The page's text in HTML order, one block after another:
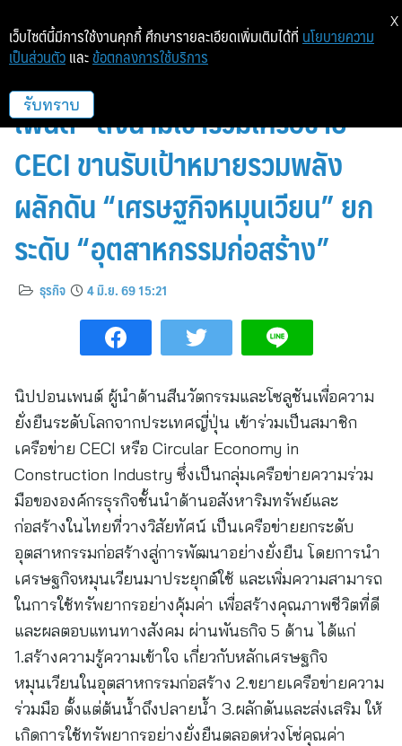
สีนวัตกรรมระดับโลก “นิปปอน
เพนต์” ลงนามเข้าร่วมเครือข่าย
CECI ขานรับเป้าหมายรวมพลัง
ผลักดัน “เศรษฐกิจหมุนเวียน” ยก
ระดับ “อุตสาหกรรมก่อสร้าง”
ธุรกิจ 4 มิ.ย. 69 15:21
นิปปอนเพนต์ ผู้นำด้านสีนวัตกรรมและโซลูชันเพื่อความ
ยั่งยืนระดับโลกจากประเทศญี่ปุ่น เข้าร่วมเป็นสมาชิก
เครือข่าย CECI หรือ Circular Economy in
Construction Industry ซึ่งเป็นกลุ่มเครือข่ายความร่วม
มือขององค์กรธุรกิจชั้นนำด้านอสังหาริมทรัพย์และ
ก่อสร้างในไทยที่วางวิสัยทัศน์ เป็นเครือข่ายยกระดับ
อุตสาหกรรมก่อสร้างสู่การพัฒนาอย่างยั่งยืน โดยการนำ
เศรษฐกิจหมุนเวียนมาประยุกต์ใช้ และเพิ่มความสามารถ
ในการใช้ทรัพยากรอย่างคุ้มค่า เพื่อสร้างคุณภาพชีวิตที่ดี
และผลตอบแทนทางสังคม ผ่านพันธกิจ 5 ด้าน ได้แก่
1.สร้างความรู้ความเข้าใจ เกี่ยวกับหลักเศรษฐกิจ
หมุนเวียนในอุตสาหกรรมก่อสร้าง 2.ขยายเครือข่ายความ
ร่วมมือ ตั้งแต่ต้นน้ำถึงปลายน้ำ 3.ผลักดันและส่งเสริม ให้
เกิดการใช้ทรัพยากรอย่างยั่งยืนตลอดห่วงโซ่คุณค่า
เว็บไซต์นี้มีการใช้งานคุกกี้ ศึกษารายละเอียดเพิ่มเติมได้ที่ นโยบายความ
เป็นส่วนตัว และ ข้อตกลงการใช้บริการ
รับทราบ
X